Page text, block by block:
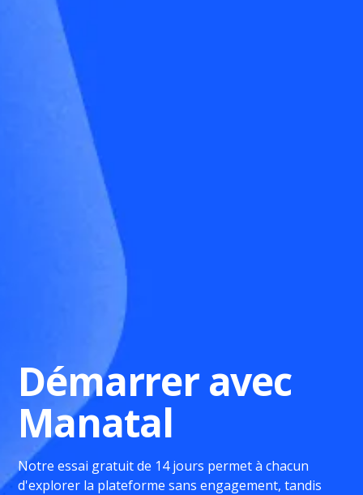
Démarrer avec
Manatal
Notre essai gratuit de 14 jours permet à chacun
d'explorer la plateforme sans engagement, tandis